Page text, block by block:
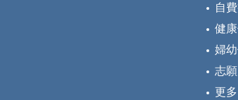
自
健
婦
志
更多